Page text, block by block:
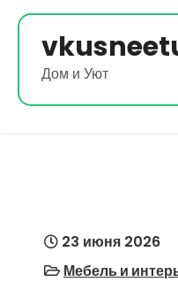
Перейти
содержимому
Дом и Уют
23 июня 2026
Мебель и